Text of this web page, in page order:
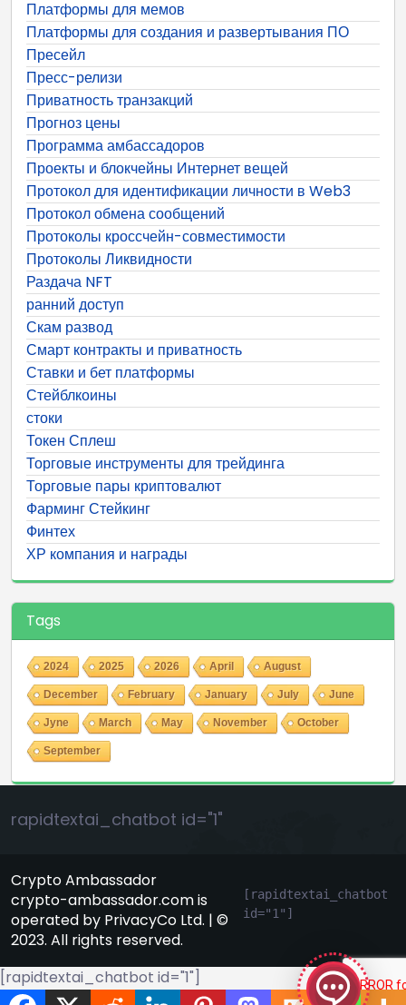
Платформы для мемов
Платформы для создания и развертывания ПО
Пресейл
Пресс-релизи
Приватность транзакций
Прогноз цены
Программа амбассадоров
Проекты и блокчейны Интернет вещей
Протокол для идентификации личности в Web3
Протокол обмена сообщений
Протоколы кроссчейн-совместимости
Протоколы Ликвидности
Раздача NFT
ранний доступ
Скам развод
Смарт контракты и приватность
Ставки и бет платформы
Стейблкоины
стоки
Токен Сплеш
Торговые инструменты для трейдинга
Торговые пары криптовалют
Фарминг Стейкинг
Финтех
ХР компания и награды
Tags
2024 2025 2026 April August
December February January July June
Jyne March May November October
September
rapidtextai_chatbot id="1"
Crypto Ambassador
crypto-ambassador.com is
operated by PrivacyCo Ltd. | ©
2023. All rights reserved.
[rapidtextai_chatbot
id="1"]
GeekyBot
[rapidtextai_chatbot id="1"]